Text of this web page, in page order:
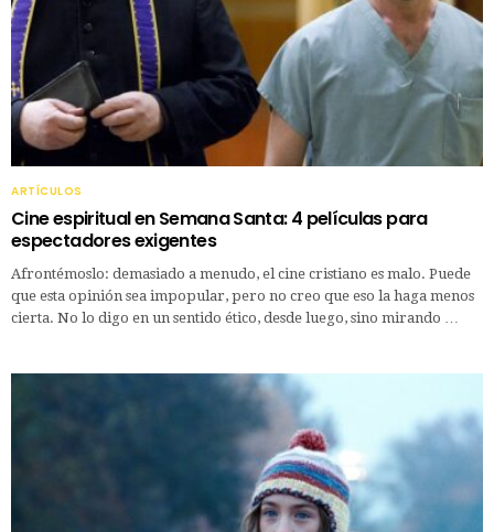
ARTÍCULOS
Cine espiritual en Semana Santa: 4 películas para
espectadores exigentes
Afrontémoslo: demasiado a menudo, el cine cristiano es malo. Puede
que esta opinión sea impopular, pero no creo que eso la haga menos
cierta. No lo digo en un sentido ético, desde luego, sino mirando …